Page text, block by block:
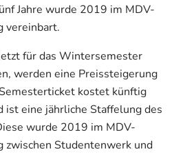
Jahre wurde 2019 im MDV-
vereinbart.
für das Wintersemester
werden eine Preissteigerung
kostet künftig
ist eine jährliche Staffelung des
wurde 2019 im MDV-
zwischen Studentenwerk und